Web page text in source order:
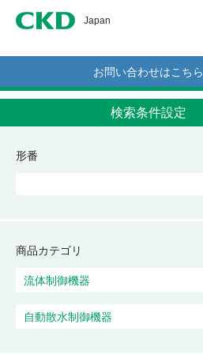
CKD
Japan
お問い合わせはこちら
検索条件設定
形番
商品カテゴリ